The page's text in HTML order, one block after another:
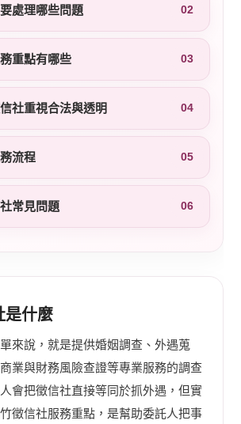
處理哪些問題 02
重點有哪些 03
社重視合法與透明 04
流程 05
常見問題 06
是什麼
來說，就是提供婚姻調查、外遇蒐
業與財務風險查證等專業服務的調查
會把徵信社直接等同於抓外遇，但實
徵信社服務重點，是幫助委託人把事